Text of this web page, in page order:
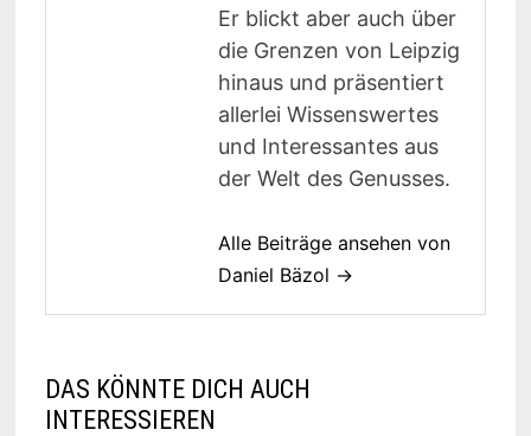
Er blickt aber auch über
die Grenzen von Leipzig
hinaus und präsentiert
allerlei Wissenswertes
und Interessantes aus
der Welt des Genusses.
Alle Beiträge ansehen von
Daniel Bäzol →
DAS KÖNNTE DICH AUCH
INTERESSIEREN